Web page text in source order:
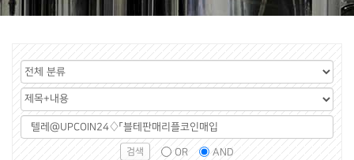
게
시
판
그
룹
검
색
색
OR AND